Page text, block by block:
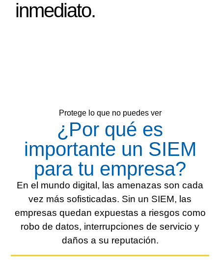
inmediato.
Protege lo que no puedes ver
¿Por qué es
importante un SIEM
para tu empresa?
En el mundo digital, las amenazas son cada
vez más sofisticadas. Sin un SIEM, las
empresas quedan expuestas a riesgos como
robo de datos, interrupciones de servicio y
daños a su reputación.